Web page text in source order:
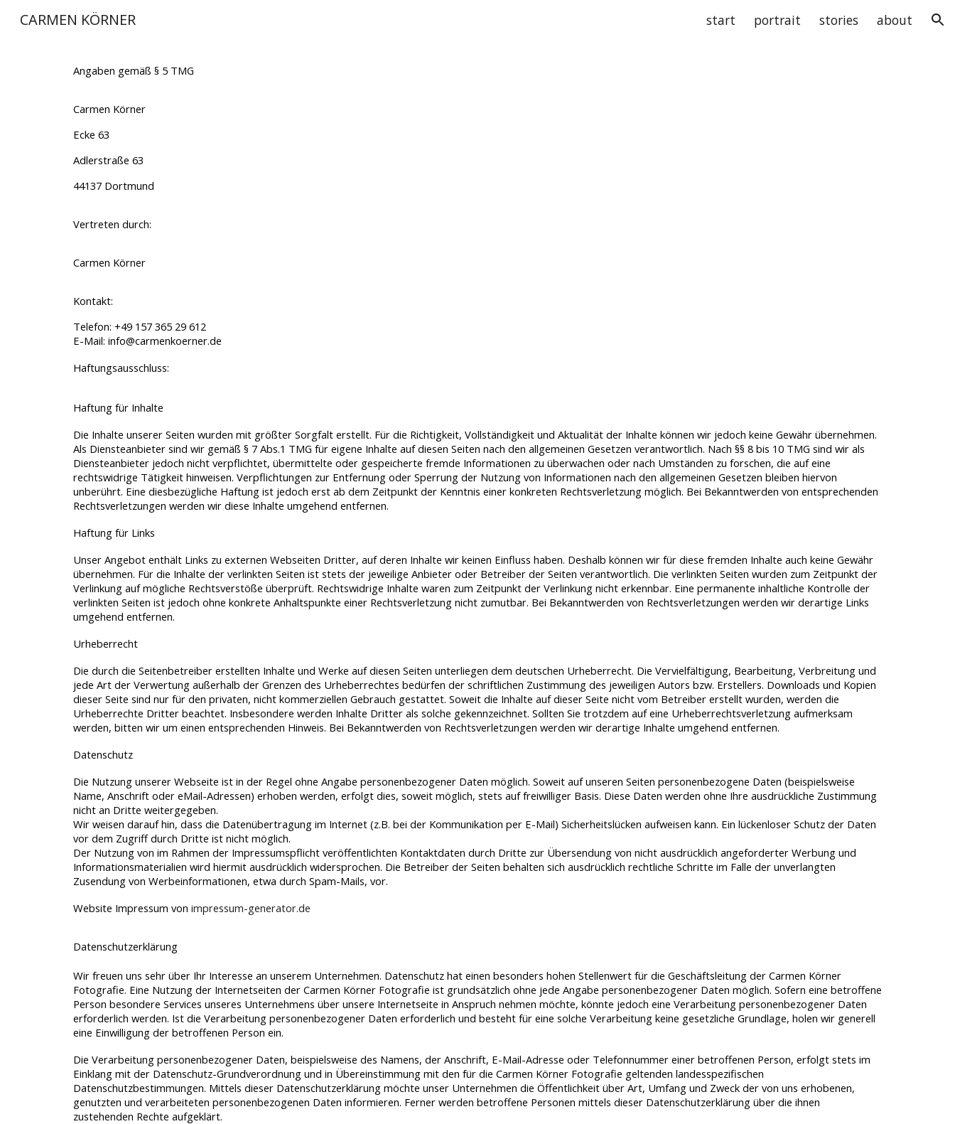
CARMEN KÖRNER start portrait stories about
Angaben gemäß § 5 TMG
Carmen Körner
Ecke 63
Adlerstraße 63
44137 Dortmund
Vertreten durch:
Carmen Körner
Kontakt:
Telefon: +49 157 365 29 612
E-Mail: info@carmenkoerner.de
Haftungsausschluss:
Haftung für Inhalte
Die Inhalte unserer Seiten wurden mit größter Sorgfalt erstellt. Für die Richtigkeit, Vollständigkeit und Aktualität der Inhalte können wir jedoch keine Gewähr übernehmen.
Als Diensteanbieter sind wir gemäß § 7 Abs.1 TMG für eigene Inhalte auf diesen Seiten nach den allgemeinen Gesetzen verantwortlich. Nach §§ 8 bis 10 TMG sind wir als
Diensteanbieter jedoch nicht verpflichtet, übermittelte oder gespeicherte fremde Informationen zu überwachen oder nach Umständen zu forschen, die auf eine
rechtswidrige Tätigkeit hinweisen. Verpflichtungen zur Entfernung oder Sperrung der Nutzung von Informationen nach den allgemeinen Gesetzen bleiben hiervon
unberührt. Eine diesbezügliche Haftung ist jedoch erst ab dem Zeitpunkt der Kenntnis einer konkreten Rechtsverletzung möglich. Bei Bekanntwerden von entsprechenden
Rechtsverletzungen werden wir diese Inhalte umgehend entfernen.
Haftung für Links
Unser Angebot enthält Links zu externen Webseiten Dritter, auf deren Inhalte wir keinen Einfluss haben. Deshalb können wir für diese fremden Inhalte auch keine Gewähr
übernehmen. Für die Inhalte der verlinkten Seiten ist stets der jeweilige Anbieter oder Betreiber der Seiten verantwortlich. Die verlinkten Seiten wurden zum Zeitpunkt der
Verlinkung auf mögliche Rechtsverstöße überprüft. Rechtswidrige Inhalte waren zum Zeitpunkt der Verlinkung nicht erkennbar. Eine permanente inhaltliche Kontrolle der
verlinkten Seiten ist jedoch ohne konkrete Anhaltspunkte einer Rechtsverletzung nicht zumutbar. Bei Bekanntwerden von Rechtsverletzungen werden wir derartige Links
umgehend entfernen.
Urheberrecht
Die durch die Seitenbetreiber erstellten Inhalte und Werke auf diesen Seiten unterliegen dem deutschen Urheberrecht. Die Vervielfältigung, Bearbeitung, Verbreitung und
jede Art der Verwertung außerhalb der Grenzen des Urheberrechtes bedürfen der schriftlichen Zustimmung des jeweiligen Autors bzw. Erstellers. Downloads und Kopien
dieser Seite sind nur für den privaten, nicht kommerziellen Gebrauch gestattet. Soweit die Inhalte auf dieser Seite nicht vom Betreiber erstellt wurden, werden die
Urheberrechte Dritter beachtet. Insbesondere werden Inhalte Dritter als solche gekennzeichnet. Sollten Sie trotzdem auf eine Urheberrechtsverletzung aufmerksam
werden, bitten wir um einen entsprechenden Hinweis. Bei Bekanntwerden von Rechtsverletzungen werden wir derartige Inhalte umgehend entfernen.
Datenschutz
Die Nutzung unserer Webseite ist in der Regel ohne Angabe personenbezogener Daten möglich. Soweit auf unseren Seiten personenbezogene Daten (beispielsweise
Name, Anschrift oder eMail-Adressen) erhoben werden, erfolgt dies, soweit möglich, stets auf freiwilliger Basis. Diese Daten werden ohne Ihre ausdrückliche Zustimmung
nicht an Dritte weitergegeben.
Wir weisen darauf hin, dass die Datenübertragung im Internet (z.B. bei der Kommunikation per E-Mail) Sicherheitslücken aufweisen kann. Ein lückenloser Schutz der Daten
vor dem Zugriff durch Dritte ist nicht möglich.
Der Nutzung von im Rahmen der Impressumspflicht veröffentlichten Kontaktdaten durch Dritte zur Übersendung von nicht ausdrücklich angeforderter Werbung und
Informationsmaterialien wird hiermit ausdrücklich widersprochen. Die Betreiber der Seiten behalten sich ausdrücklich rechtliche Schritte im Falle der unverlangten
Zusendung von Werbeinformationen, etwa durch Spam-Mails, vor.
Website Impressum von impressum-generator.de
Datenschutzerklärung
Wir freuen uns sehr über Ihr Interesse an unserem Unternehmen. Datenschutz hat einen besonders hohen Stellenwert für die Geschäftsleitung der Carmen Körner
Fotografie. Eine Nutzung der Internetseiten der Carmen Körner Fotografie ist grundsätzlich ohne jede Angabe personenbezogener Daten möglich. Sofern eine betroffene
Person besondere Services unseres Unternehmens über unsere Internetseite in Anspruch nehmen möchte, könnte jedoch eine Verarbeitung personenbezogener Daten
erforderlich werden. Ist die Verarbeitung personenbezogener Daten erforderlich und besteht für eine solche Verarbeitung keine gesetzliche Grundlage, holen wir generell
eine Einwilligung der betroffenen Person ein.
Die Verarbeitung personenbezogener Daten, beispielsweise des Namens, der Anschrift, E-Mail-Adresse oder Telefonnummer einer betroffenen Person, erfolgt stets im
Einklang mit der Datenschutz-Grundverordnung und in Übereinstimmung mit den für die Carmen Körner Fotografie geltenden landesspezifischen
Datenschutzbestimmungen. Mittels dieser Datenschutzerklärung möchte unser Unternehmen die Öffentlichkeit über Art, Umfang und Zweck der von uns erhobenen,
genutzten und verarbeiteten personenbezogenen Daten informieren. Ferner werden betroffene Personen mittels dieser Datenschutzerklärung über die ihnen
zustehenden Rechte aufgeklärt.